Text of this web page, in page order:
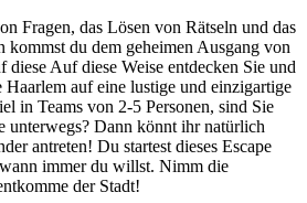
Fragen, das Lösen von Rätseln und das
du dem geheimen Ausgang von
diese Auf diese Weise entdecken Sie und
auf eine lustige und einzigartige
in Teams von 2-5 Personen, sind Sie
unterwegs? Dann könnt ihr natürlich
antreten! Du startest dieses Escape
immer du willst. Nimm die
der Stadt!